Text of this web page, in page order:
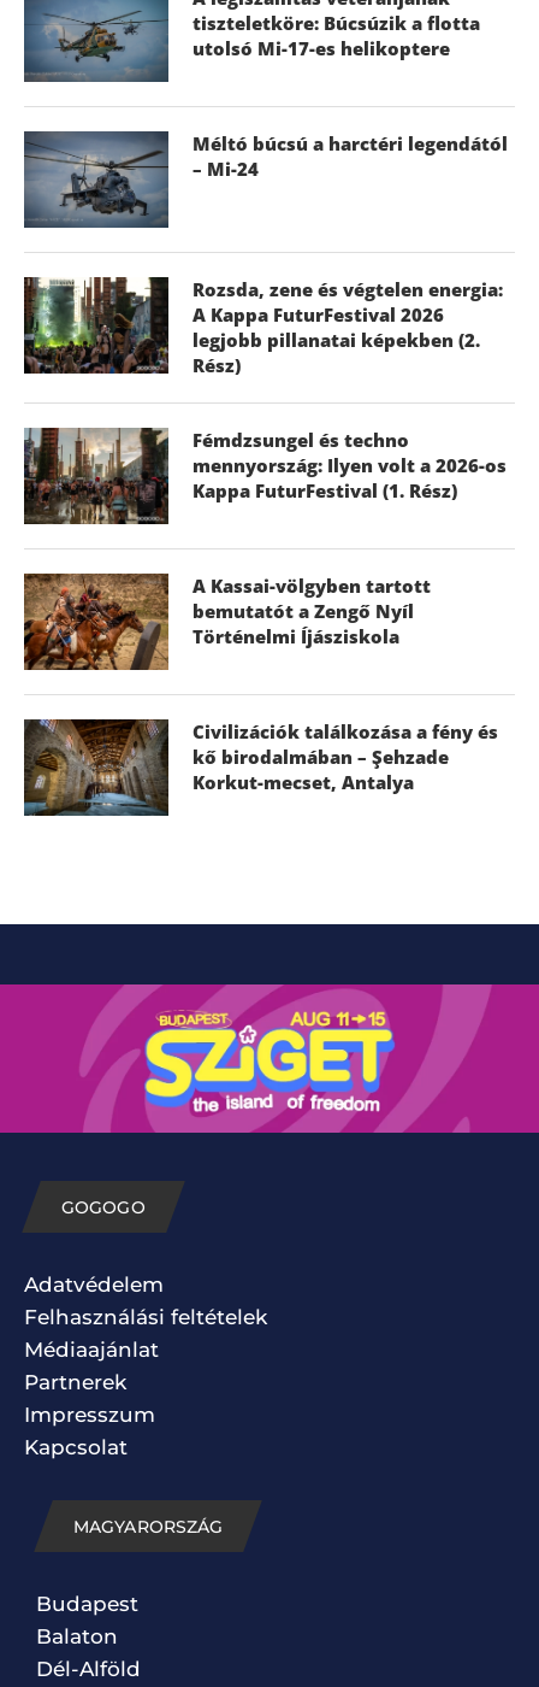
tiszteletköre: Búcsúzik a flotta
utolsó Mi-17-es helikoptere
Méltó búcsú a harctéri legendától
– Mi-24
Rozsda, zene és végtelen energia:
A Kappa FuturFestival 2026
legjobb pillanatai képekben (2.
Rész)
Fémdzsungel és techno
mennyország: Ilyen volt a 2026-os
Kappa FuturFestival (1. Rész)
A Kassai-völgyben tartott
bemutatót a Zengő Nyíl
Történelmi Íjásziskola
Civilizációk találkozása a fény és
kő birodalmában – Şehzade
Korkut-mecset, Antalya
GOGOGO
Adatvédelem
Felhasználási feltételek
Médiaajánlat
Partnerek
Impresszum
Kapcsolat
MAGYARORSZÁG
Budapest
Balaton
Dél-Alföld